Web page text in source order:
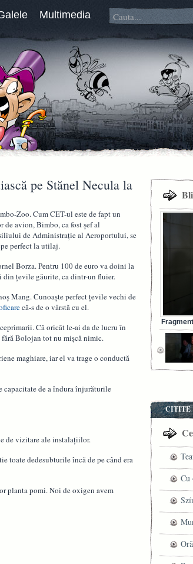
Multimedia
pe Stănel Necula la
Zoo. Cum CET-ul este de fapt un
de avion, Bimbo, ca fost șef al
de Administrație al Aeroportului, se
perfect la utilaj.
Borza. Pentru 100 de euro va doini la
din țevile găurite, ca dintr-un fluier.
Mang. Cunoaște perfect țevile vechi de
că-s de o vârstă cu el.
Că oricât le-ai da de lucru în
fără Bolojan tot nu mișcă nimic.
maghiare, iar el va trage o conductă
capacitate de a îndura înjurăturile
de vizitare ale instalațiilor.
toate dedesubturile încă de pe când era
planta pomi. Noi de oxigen avem
CITITE
Cu